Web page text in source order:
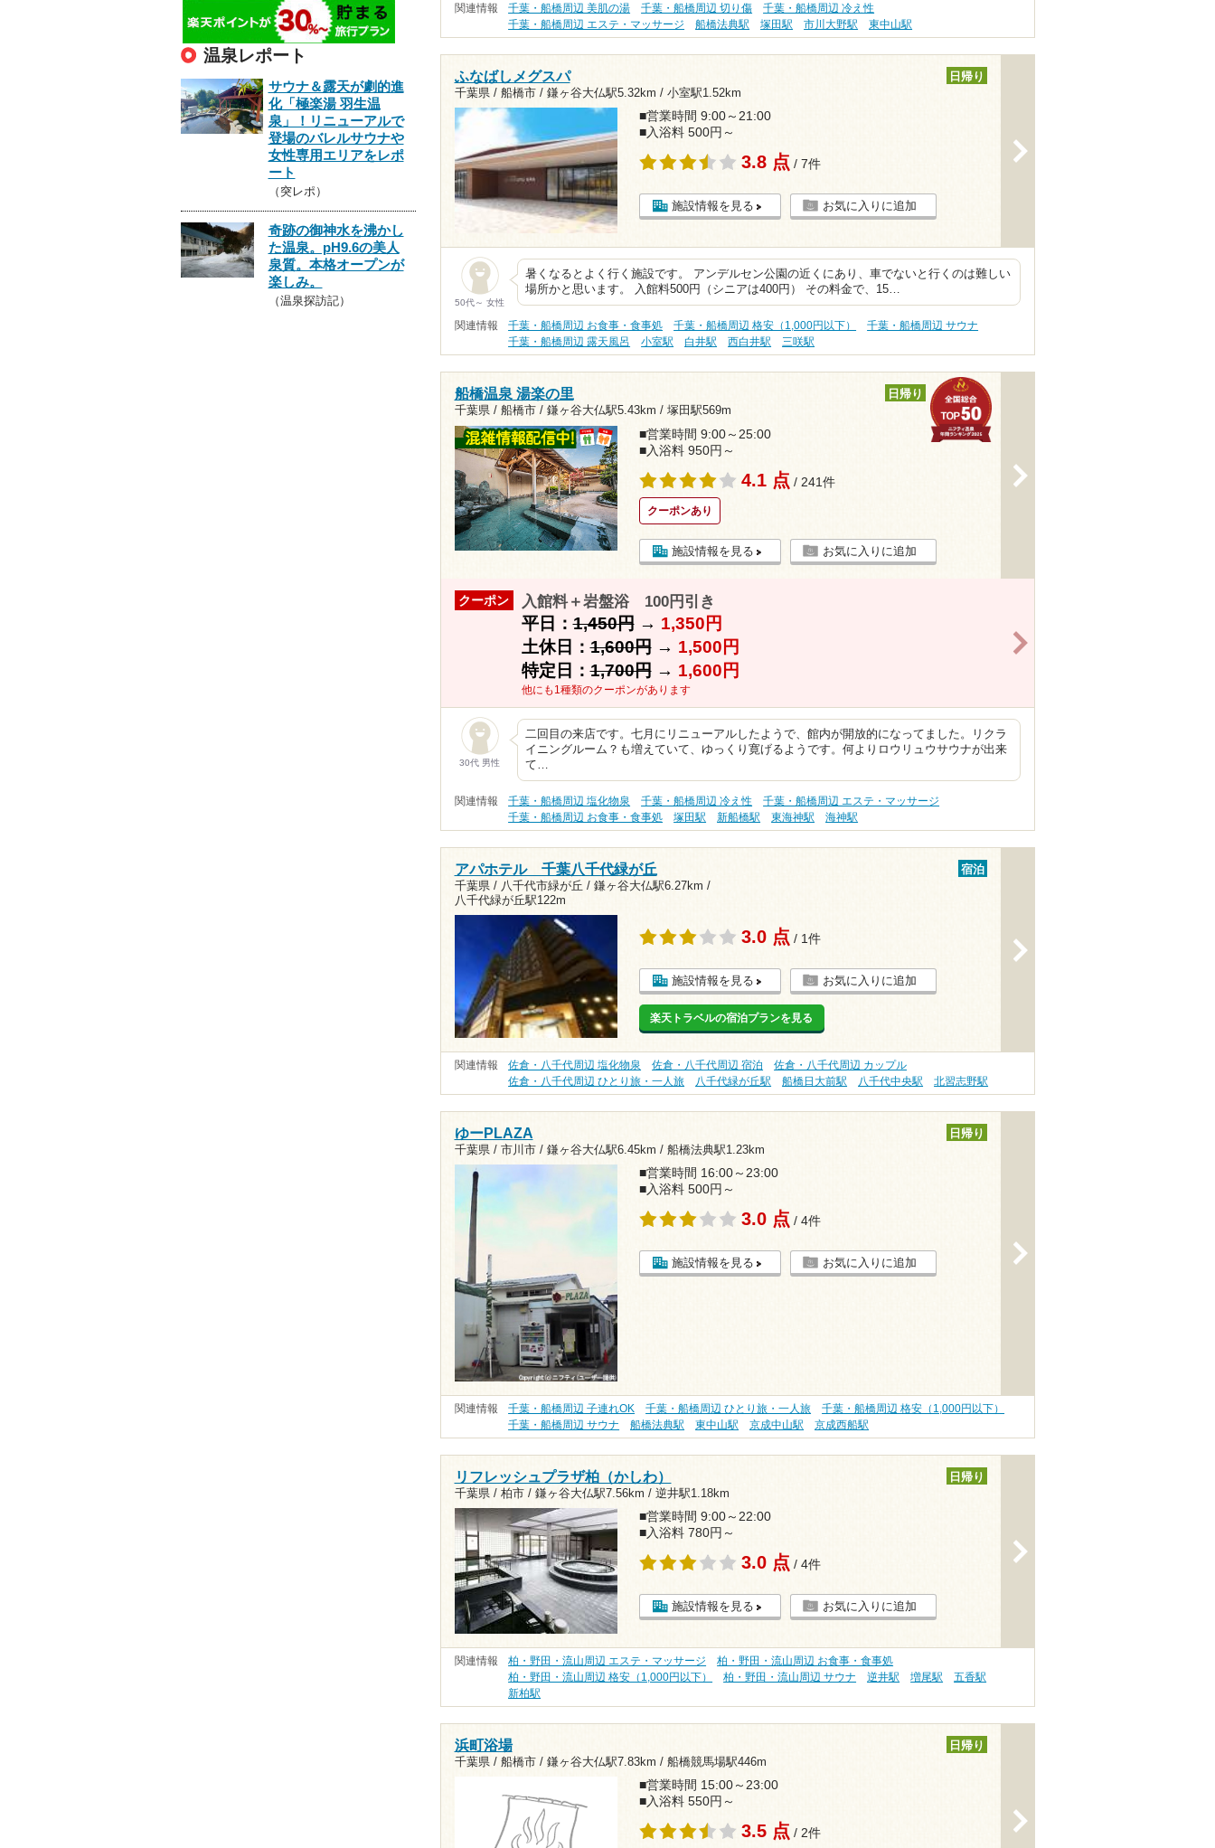
関連情報 千葉・船橋周辺 美肌の湯 千葉・船橋周辺 切り傷
千葉・船橋周辺 冷え性
千葉・船橋周辺 エステ・マッサージ
船橋法典駅 塚田駅 市川大野駅 東中山駅
ふなばしメグスパ
千葉県 / 船橋市 / 鎌ヶ谷大仏駅5.32km / 小室駅1.52km
日帰り
■営業時間 9:00～21:00
■入浴料 500円～
3.8 点 / 7件
施設情報を見る お気に入りに追加
50代～ 女性
暑くなるとよく行く施設です。 アンデルセン公園の近くにあり、車でないと行くのは難しい
場所かと思います。 入館料500円（シニアは400円） その料金で、15…
関連情報 千葉・船橋周辺 お食事・食事処 千葉・船橋周辺 格安（1,000円以下）
千葉・船橋周辺 サウナ
千葉・船橋周辺 露天風呂
小室駅 白井駅 西白井駅 三咲駅
船橋温泉 湯楽の里
千葉県 / 船橋市 / 鎌ヶ谷大仏駅5.43km / 塚田駅569m
日帰り
■営業時間 9:00～25:00
■入浴料 950円～
4.1 点 / 241件
クーポンあり
施設情報を見る お気に入りに追加
クーポン 入館料＋岩盤浴 100円引き
平日：1,450円→ 1,350円
土休日：1,600円→ 1,500円
特定日：1,700円→ 1,600円
他にも1種類のクーポンがあります
30代 男性
二回目の来店です。七月にリニューアルしたようで、館内が開放的になってました。リクラ
イニングルーム？も増えていて、ゆっくり寛げるようです。何よりロウリュウサウナが出来
て…
関連情報 千葉・船橋周辺 塩化物泉 千葉・船橋周辺 冷え性
千葉・船橋周辺 エステ・マッサージ
千葉・船橋周辺 お食事・食事処
塚田駅 新船橋駅 東海神駅 海神駅
アパホテル 千葉八千代緑が丘
千葉県 / 八千代市緑が丘 / 鎌ヶ谷大仏駅6.27km /
八千代緑が丘駅122m
宿泊
3.0 点 / 1件
施設情報を見る お気に入りに追加
楽天トラベルの宿泊プランを見る
関連情報 佐倉・八千代周辺 塩化物泉 佐倉・八千代周辺 宿泊
佐倉・八千代周辺 カップル
佐倉・八千代周辺 ひとり旅・一人旅
八千代緑が丘駅 船橋日大前駅 八千代中央駅 北習志野駅
ゆーPLAZA
千葉県 / 市川市 / 鎌ヶ谷大仏駅6.45km / 船橋法典駅1.23km
日帰り
■営業時間 16:00～23:00
■入浴料 500円～
3.0 点 / 4件
施設情報を見る お気に入りに追加
関連情報 千葉・船橋周辺 子連れOK 千葉・船橋周辺 ひとり旅・一人旅
千葉・船橋周辺 格安（1,000円以下）
千葉・船橋周辺 サウナ
船橋法典駅 東中山駅 京成中山駅 京成西船駅
リフレッシュプラザ柏（かしわ）
千葉県 / 柏市 / 鎌ヶ谷大仏駅7.56km / 逆井駅1.18km
日帰り
■営業時間 9:00～22:00
■入浴料 780円～
3.0 点 / 4件
施設情報を見る お気に入りに追加
関連情報 柏・野田・流山周辺 エステ・マッサージ
柏・野田・流山周辺 お食事・食事処
柏・野田・流山周辺 格安（1,000円以下）
柏・野田・流山周辺 サウナ 逆井駅 増尾駅
五香駅
新柏駅
浜町浴場
千葉県 / 船橋市 / 鎌ヶ谷大仏駅7.83km / 船橋競馬場駅446m
日帰り
■営業時間 15:00～23:00
■入浴料 550円～
3.5 点 / 2件
温泉レポート
サウナ＆露天が劇的進
化「極楽湯 羽生温
泉」！リニューアルで
登場のバレルサウナや
女性専用エリアをレポ
ート
（突レポ）
奇跡の御神水を沸かし
た温泉。pH9.6の美人
泉質。本格オープンが
楽しみ。
（温泉探訪記）